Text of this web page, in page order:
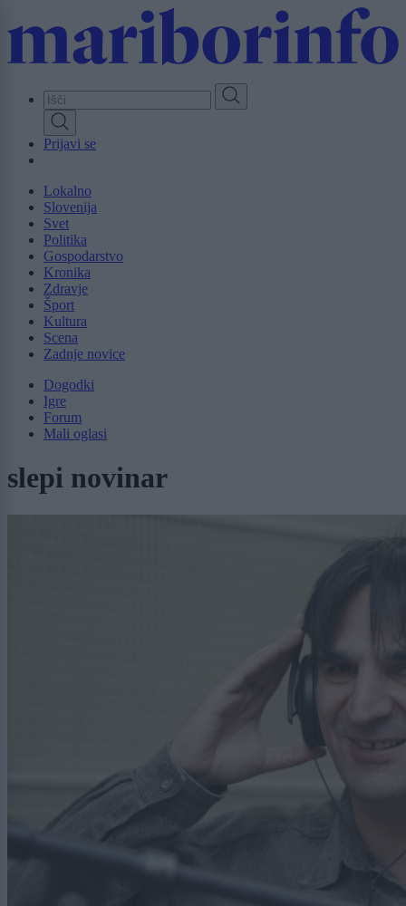
to
content
Prijavi se
Lokalno
Slovenija
Svet
Politika
Gospodarstvo
Kronika
Zdravje
Šport
Kultura
Scena
Zadnje novice
Dogodki
Igre
Forum
Mali oglasi
slepi novinar